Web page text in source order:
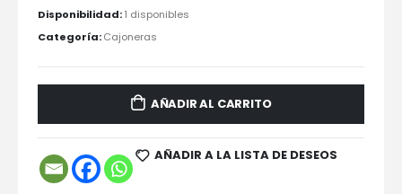
Disponibilidad:1 disponibles
Categoría:Cajoneras
AÑADIR AL CARRITO
AÑADIR A LA LISTA DE DESEOS